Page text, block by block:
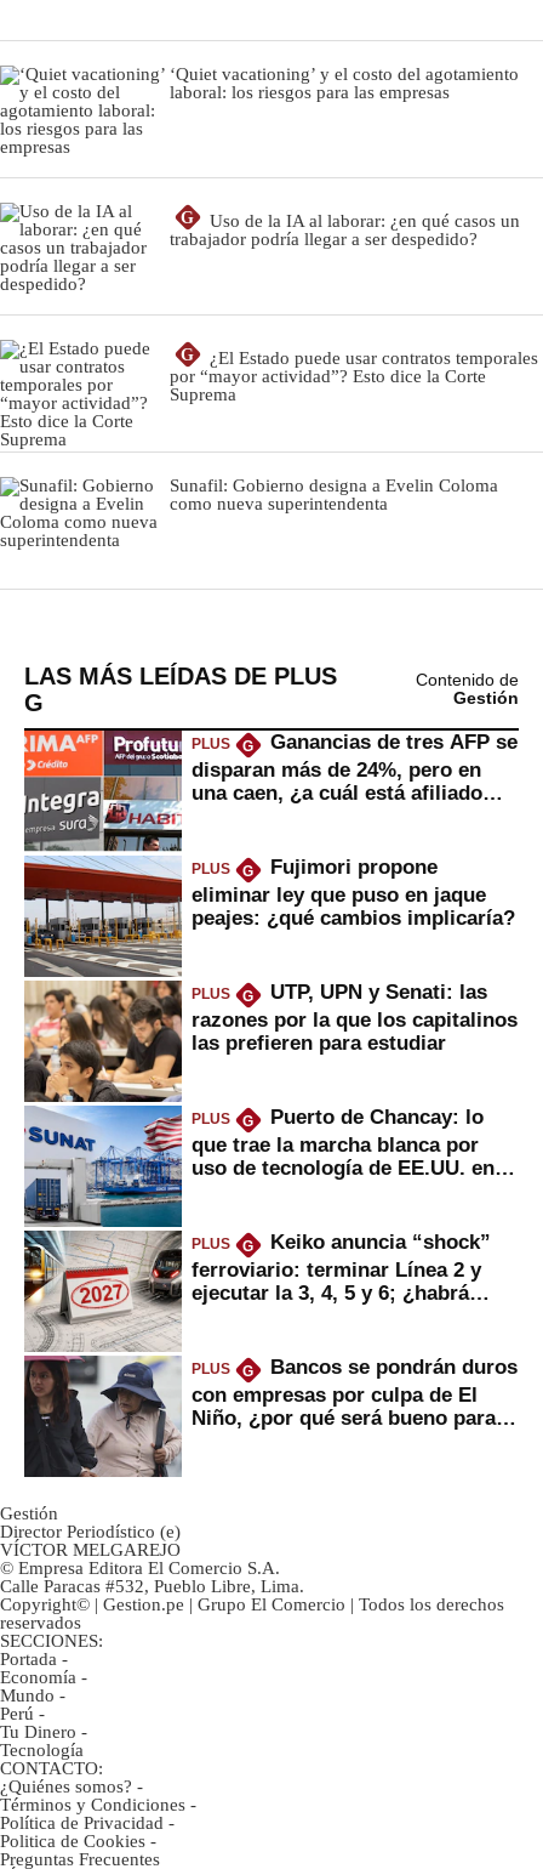
LAS MÁS LEÍDAS DE PLUS
G
Contenido de
Gestión
PLUS G
Ganancias de tres AFP se
disparan más de 24%, pero en
una caen, ¿a cuál está afiliado
PLUS G
Fujimori propone
eliminar ley que puso en jaque
peajes: ¿qué cambios implicaría?
PLUS G
UTP, UPN y Senati: las
razones por la que los capitalinos
las prefieren para estudiar
PLUS G
Puerto de Chancay: lo
que trae la marcha blanca por
uso de tecnología de EE.UU. en
PLUS G
Keiko anuncia “shock”
ferroviario: terminar Línea 2 y
ejecutar la 3, 4, 5 y 6; ¿habrá
PLUS G
Bancos se pondrán duros
con empresas por culpa de El
Niño, ¿por qué será bueno para
Gestión
Director Periodístico (e)
VÍCTOR MELGAREJO
© Empresa Editora El Comercio S.A.
Calle Paracas #532, Pueblo Libre, Lima.
Copyright© | Gestion.pe | Grupo El Comercio | Todos los derechos
reservados
SECCIONES:
Portada -
Economía -
Mundo -
Perú -
Tu Dinero -
Tecnología
CONTACTO:
¿Quiénes somos? -
Términos y Condiciones -
Política de Privacidad -
Politica de Cookies -
Preguntas Frecuentes